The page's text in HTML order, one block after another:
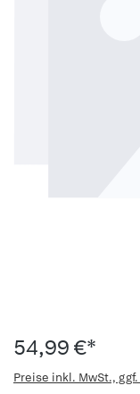
54,99 €*
Preise inkl. MwSt.,